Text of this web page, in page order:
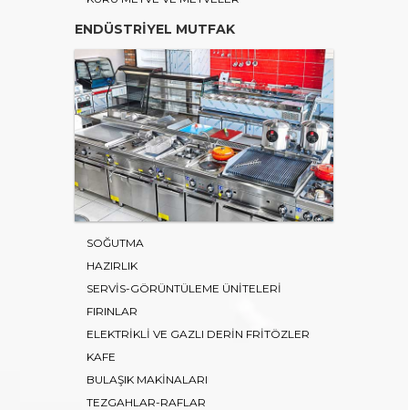
ENDÜSTRİYEL MUTFAK
SOĞUTMA
HAZIRLIK
SERVİS-GÖRÜNTÜLEME ÜNİTELERİ
FIRINLAR
ELEKTRİKLİ VE GAZLI DERİN FRİTÖZLER
KAFE
BULAŞIK MAKİNALARI
TEZGAHLAR-RAFLAR